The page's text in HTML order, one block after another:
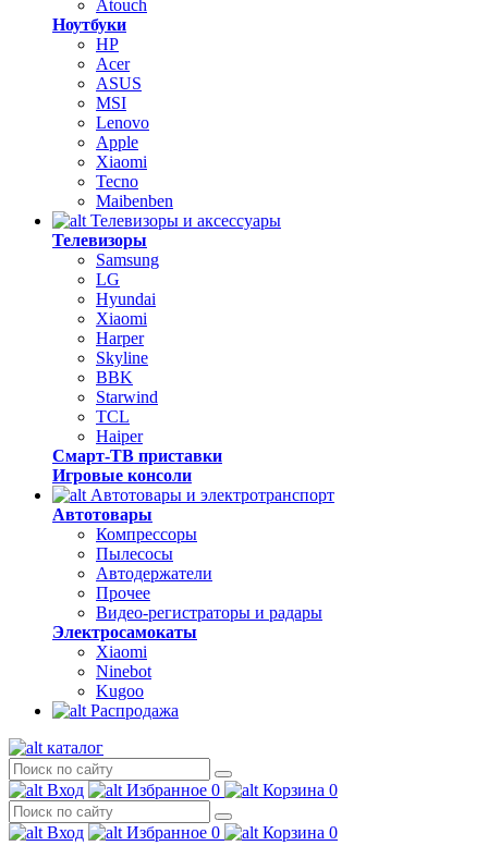
Atouch
Ноутбуки
HP
Acer
ASUS
MSI
Lenovo
Apple
Xiaomi
Tecno
Maibenben
Телевизоры и аксессуары
Телевизоры
Samsung
LG
Hyundai
Xiaomi
Harper
Skyline
BBK
Starwind
TCL
Haiper
Смарт-ТВ приставки
Игровые консоли
Автотовары и электротранспорт
Автотовары
Компрессоры
Пылесосы
Автодержатели
Прочее
Видео-регистраторы и радары
Электросамокаты
Xiaomi
Ninebot
Kugoo
Распродажа
каталог
Вход Избранное 0 Корзина 0
Вход Избранное 0 Корзина 0